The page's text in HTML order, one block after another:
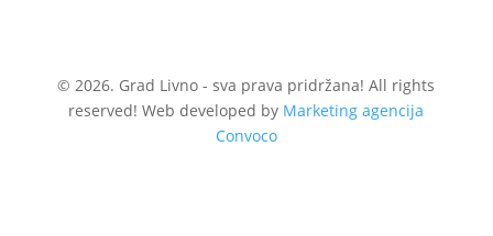
© 2026. Grad Livno - sva prava pridržana! All rights
reserved! Web developed by Marketing agencija
Convoco